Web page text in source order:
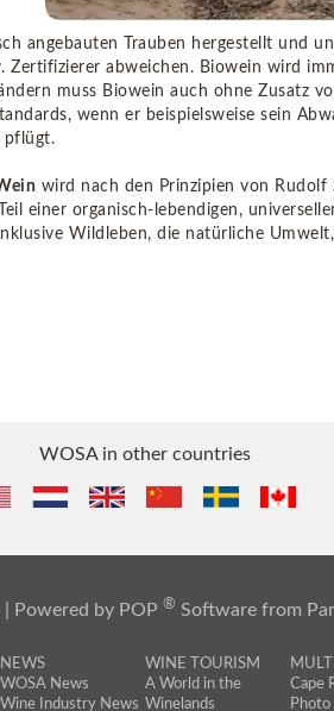
angebauten Trauben hergestellt und
Zertifizierer abweichen. Biowein wird
muss Biowein auch ohne Zusatz
wenn er beispielsweise sein
pflügt.
wird nach den Prinzipien von
einer organisch-lebendigen,
Wildleben, die natürliche
WOSA in other countries
| Powered by POP ® Software from
NEWS
WOSA News
Wine Industry News
WINE TOURISM
A World in the
Winelands
Cape
Photo